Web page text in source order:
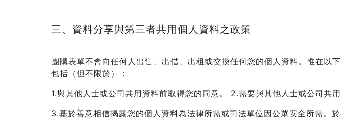
三、資料分享與第三者共用個人資料之政策
團購表單不會向任何人出售、出借、出租或交換任何您的個人資料。惟在以
包括（但不限於）：
1.與其他人士或公司共用資料前取得您的同意。 2.需要與其他人士或公司共
3.基於善意相信揭露您的個人資料為法律所需或司法單位因公眾安全所需。